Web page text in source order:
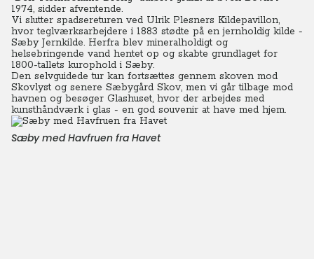
1974, sidder afventende.
Vi slutter spadsereturen ved Ulrik Plesners Kildepavillon,
hvor teglværksarbejdere i 1883 stødte på en jernholdig kilde -
Sæby Jernkilde. Herfra blev mineralholdigt og
helsebringende vand hentet op og skabte grundlaget for
1800-tallets kurophold i Sæby.
Den selvguidede tur kan fortsættes gennem skoven mod
Skovlyst og senere Sæbygård Skov, men vi går tilbage mod
havnen og besøger Glashuset, hvor der arbejdes med
kunsthåndværk i glas - en god souvenir at have med hjem.
Sæby med Havfruen fra Havet